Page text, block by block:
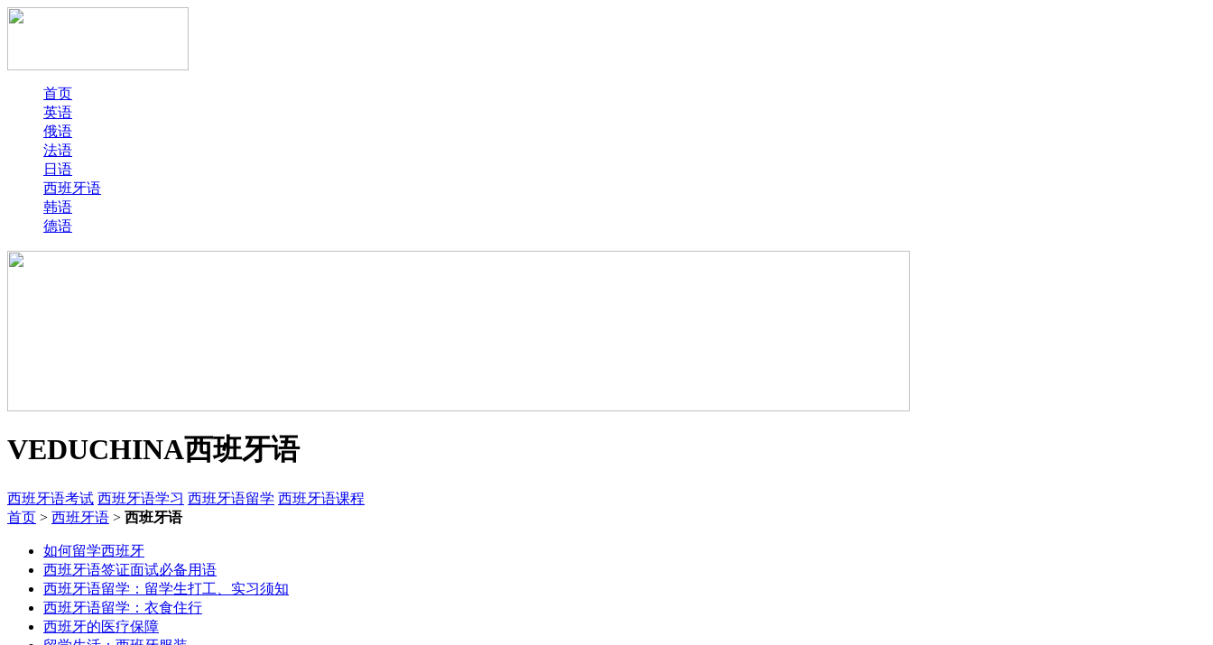
首页
英语
俄语
法语
日语
西班牙语
韩语
德语
VEDUCHINA西班牙语
西班牙语考试 西班牙语学习 西班牙语留学 西班牙语课程
首页 > 西班牙语 > 西班牙语
如何留学西班牙
西班牙语签证面试必备用语
西班牙语留学：留学生打工、实习须知
西班牙语留学：衣食住行
西班牙的医疗保障